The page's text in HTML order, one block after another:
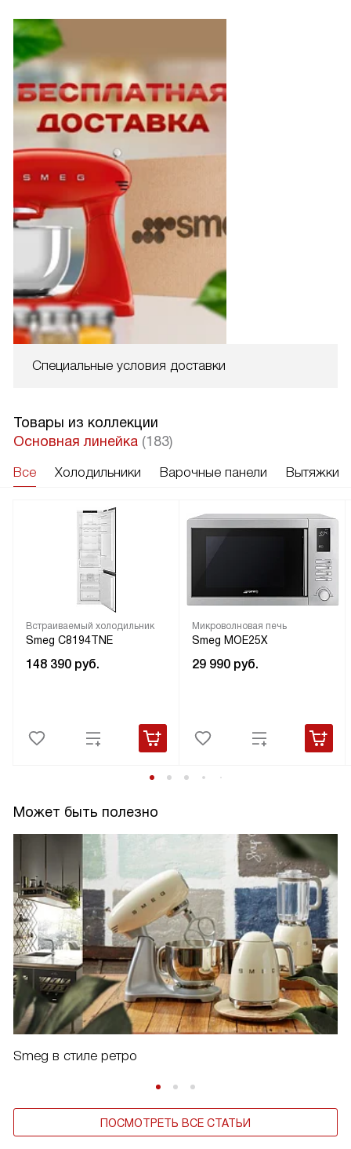
Специальные условия доставки
Товары из коллекции
Основная линейка (183)
Все Холодильники Варочные панели Вытяжки
Встраиваемый холодильник
Smeg C8194TNE
148 390 руб.
Микроволновая печь
Smeg MOE25X
29 990 руб.
Может быть полезно
Smeg в стиле ретро
ПОСМОТРЕТЬ ВСЕ СТАТЬИ